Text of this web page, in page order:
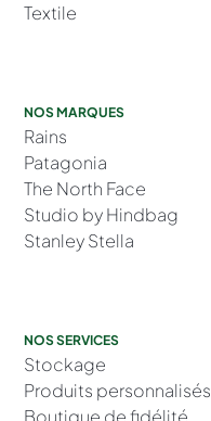
Textile
NOS MARQUES
Rains
Patagonia
The North Face
Studio by Hindbag
Stanley Stella
NOS SERVICES
Stockage
Produits personnalisés